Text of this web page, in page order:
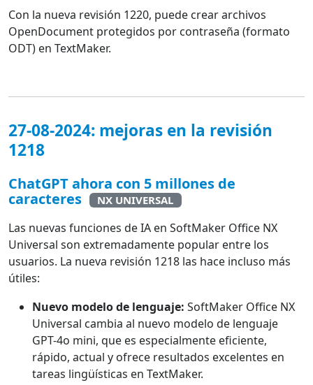
Con la nueva revisión 1220, puede crear archivos
OpenDocument protegidos por contraseña (formato
ODT) en TextMaker.
27-08-2024: mejoras en la revisión
1218
ChatGPT ahora con 5 millones de
caracteres
NX UNIVERSAL
Las nuevas funciones de IA en SoftMaker Office NX
Universal son extremadamente popular entre los
usuarios. La nueva revisión 1218 las hace incluso más
útiles:
Nuevo modelo de lenguaje: SoftMaker Office NX
Universal cambia al nuevo modelo de lenguaje
GPT-4o mini, que es especialmente eficiente,
rápido, actual y ofrece resultados excelentes en
tareas lingüísticas en TextMaker.